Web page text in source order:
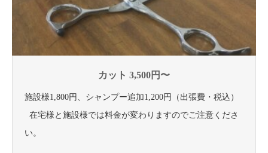
カット 3,500円〜
施設様1,800円、シャンプー追加1,200円（出張費・税込）
在宅様と施設様では料金が変わりますのでご注意くださ
い。